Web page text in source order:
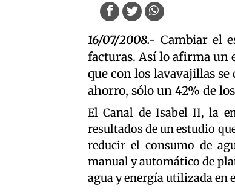
16/07/2008.- Cambiar el
facturas. Así lo afirma un
que con los lavavajillas se
ahorro, sólo un 42% de
El Canal de Isabel II, la
resultados de un estudio
reducir el consumo de
manual y automático de
agua y energía utilizada en